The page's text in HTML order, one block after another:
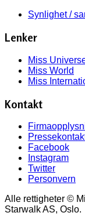
Synlighet /
Lenker
Miss
Miss World
Miss
Kontakt
Facebook
Instagram
Twitter
Personvern
Alle rettigheter ©
Starwalk AS, Oslo.